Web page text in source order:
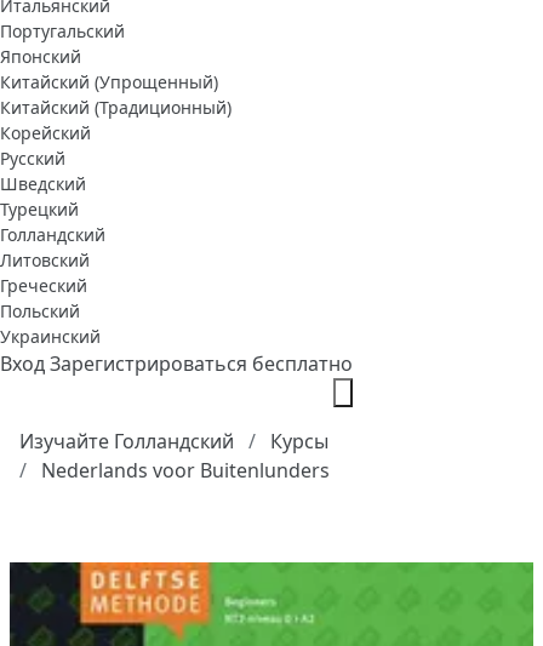
Итальянский
Португальский
Японский
Китайский (Упрощенный)
Китайский (Традиционный)
Корейский
Русский
Шведский
Турецкий
Голландский
Литовский
Греческий
Польский
Украинский
ВходЗарегистрироваться бесплатно
Изучайте Голландский
Курсы
Nederlands voor Buitenlunders